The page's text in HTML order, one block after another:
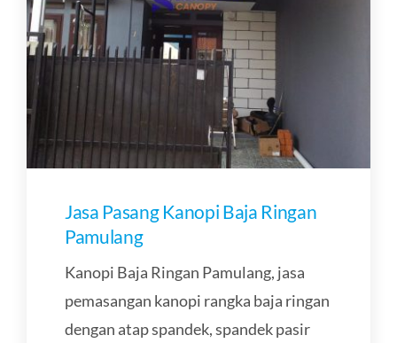
Jasa Pasang Kanopi Baja Ringan
Pamulang
Kanopi Baja Ringan Pamulang, jasa
pemasangan kanopi rangka baja ringan
dengan atap spandek, spandek pasir